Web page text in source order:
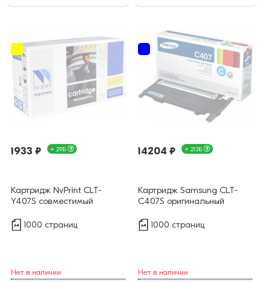
1933 ₽ + 29Б
Картридж NvPrint CLT-
Y407S совместимый
1000 страниц
Нет в наличии
14204 ₽ + 213Б
Картридж Samsung CLT-
C407S оригинальный
1000 страниц
Нет в наличии